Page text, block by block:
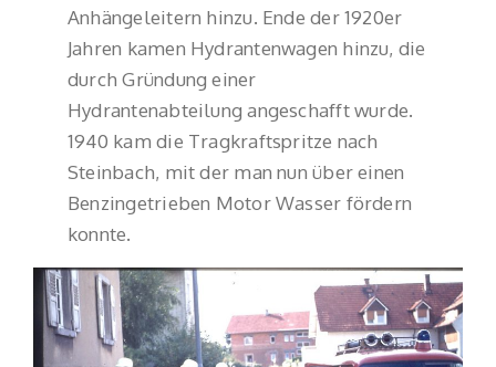
Anhängeleitern hinzu. Ende der 1920er
Jahren kamen Hydrantenwagen hinzu, die
durch Gründung einer
Hydrantenabteilung angeschafft wurde.
1940 kam die Tragkraftspritze nach
Steinbach, mit der man nun über einen
Benzingetrieben Motor Wasser fördern
konnte.